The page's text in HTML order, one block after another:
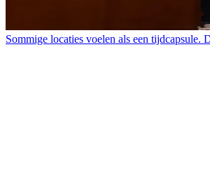
Sommige locaties voelen als een tijdcapsule.